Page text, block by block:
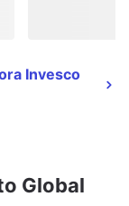
Invesco
Global